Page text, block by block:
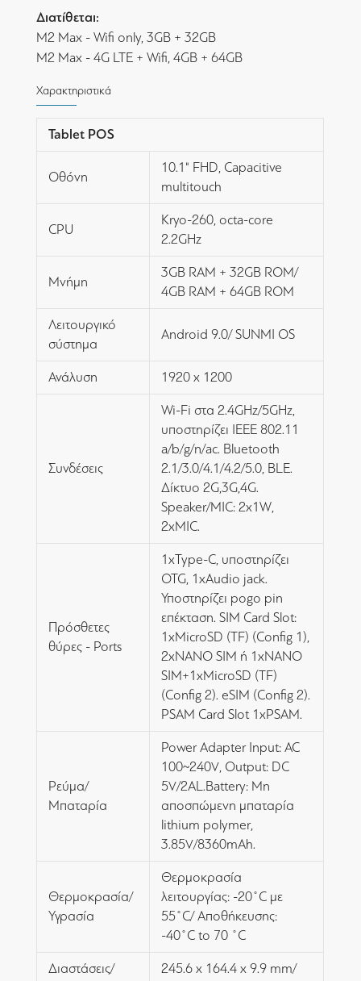
Διατίθεται:
M2 Max - Wifi only, 3GB + 32GB
M2 Max - 4G LTE + Wifi, 4GB + 64GB
Χαρακτηριστικά
Tablet POS
Οθόνη
10.1" FHD, Capacitive
multitouch
CPU
Kryo-260, octa-core
2.2GHz
Μνήμη
3GB RAM + 32GB ROM/
4GB RAM + 64GB ROM
Λειτουργικό
σύστημα
Android 9.0/ SUNMI OS
Ανάλυση 1920 x 1200
Συνδέσεις
Wi-Fi στα 2.4GHz/5GHz,
υποστηρίζει IEEE 802.11
a/b/g/n/ac. Bluetooth
2.1/3.0/4.1/4.2/5.0, BLE.
Δίκτυο 2G,3G,4G.
Speaker/MIC: 2x1W,
2xMIC.
Πρόσθετες
θύρες - Ports
1xType-C, υποστηρίζει
OTG, 1xAudio jack.
Υποστηρίζει pogo pin
επέκταση. SIM Card Slot:
1xMicroSD (TF) (Config 1),
2xNANO SIM ή 1xNANO
SIM+1xMicroSD (TF)
(Config 2). eSIM (Config 2).
PSAM Card Slot 1xPSAM.
Ρεύμα/
Μπαταρία
Power Adapter Input: AC
100~240V, Output: DC
5V/2AL.Battery: Μη
αποσπώμενη μπαταρία
lithium polymer,
3.85V/8360mAh.
Θερμοκρασία/
Υγρασία
Θερμοκρασία
λειτουργίας: -20˚C με
55˚C/ Αποθήκευσης:
-40˚C to 70 ˚C
Διαστάσεις/
245.6 x 164.4 x 9.9 mm/